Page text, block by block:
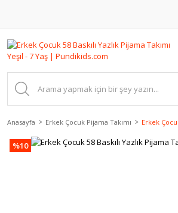
Anasayfa Erkek Çocuk Pijama Takımı Erkek
%10